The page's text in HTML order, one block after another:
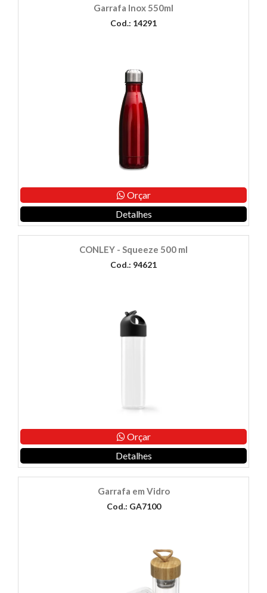
Garrafa Inox 550ml
Cod.: 14291
Orçar
Detalhes
CONLEY - Squeeze 500 ml
Cod.: 94621
Orçar
Detalhes
Garrafa em Vidro
Cod.: GA7100